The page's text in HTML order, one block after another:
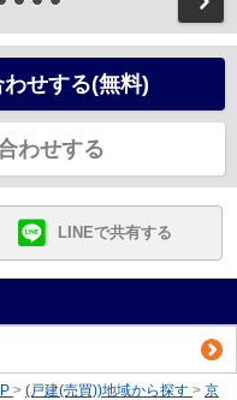
せする(無料)
わせする
LINEで共有する
> (戸建(売買))地域から探す > 京